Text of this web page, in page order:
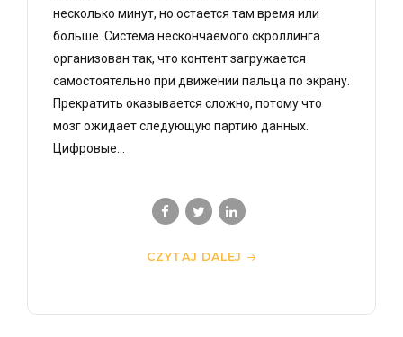
несколько минут, но остается там время или
больше. Система нескончаемого скроллинга
организован так, что контент загружается
самостоятельно при движении пальца по экрану.
Прекратить оказывается сложно, потому что
мозг ожидает следующую партию данных.
Цифровые...
CZYTAJ DALEJ